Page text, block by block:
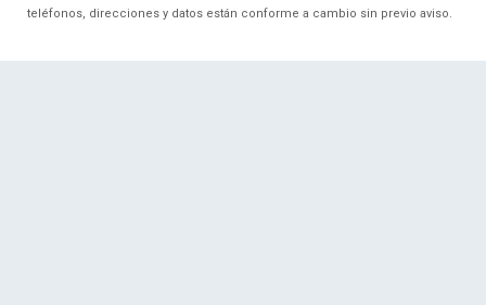
teléfonos, direcciones y datos están conforme a cambio sin previo aviso.